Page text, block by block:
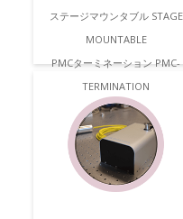
ステージマウンタブル STAGE
MOUNTABLE
PMCターミネーション PMC-
TERMINATION